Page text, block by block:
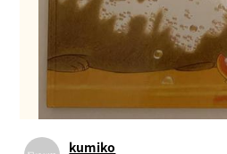
kumiko